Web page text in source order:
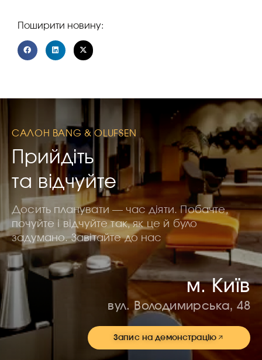
Поширити новину:
САЛОН BANG & OLUFSEN
Прийдіть
та відчуйте
Досить планувати — час діяти. Побачте,
почуйте і відчуйте так, як це й було
задумано. Завітайте до нас
м. Київ
вул. Володимирська, 48
Запис на демонстрацію